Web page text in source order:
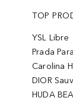
TOP
YSL Libre
Prada
Carolina
DIOR
HUDA